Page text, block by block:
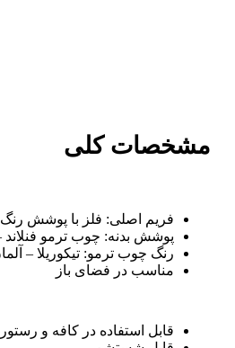
مشخصات کلی
فریم اصلی: فلز با پوشش رنگ
پوشش بدنه: چوب ترمو فنلاند
رنگ چوب ترمو: تیکوریلا –
مناسب در فضای باز
قابل استفاده در کافه و